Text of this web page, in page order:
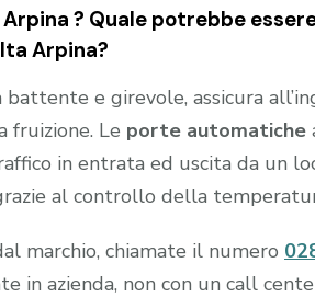
? Quale potrebbe
Arpina?
e girevole, assicura
fruizione. Le porte automatiche
in entrata ed uscita da un
al controllo della
marchio, chiamate il numero
in azienda, non con un call